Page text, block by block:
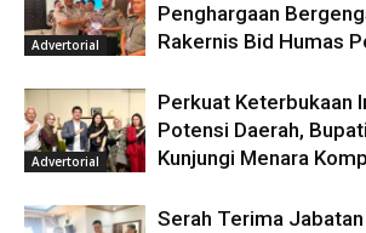
Advertorial
Penghargaan
Rakernis Bid Humas
Advertorial
Perkuat Keterbukaan
Potensi Daerah,
Kunjungi Menara
Serah Terima